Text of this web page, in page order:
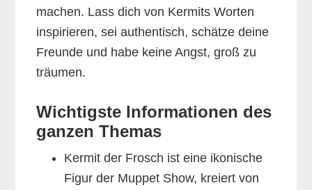
machen. Lass dich von Kermits Worten
inspirieren, sei authentisch, schätze deine
Freunde und habe keine Angst, groß zu
träumen.
Wichtigste Informationen des
ganzen Themas
Kermit der Frosch ist eine ikonische
Figur der Muppet Show, kreiert von